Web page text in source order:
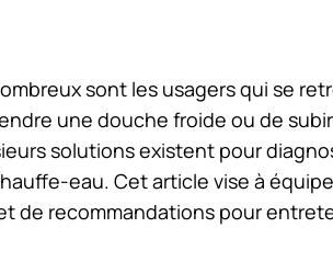
sont les usagers qui se
une douche froide ou de
solutions existent pour
eau. Cet article vise à
de recommandations pour